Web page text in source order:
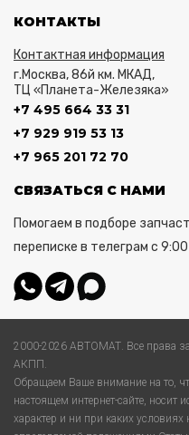
КОНТАКТЫ
Контактная информация
г.Москва, 86й км. МКАД,
ТЦ «Планета-Железяка»
+7 495 664 33 31
+7 929 919 53 13
+7 965 201 72 70
СВЯЗАТЬСЯ С НАМИ
Помогаем в подборе
переписке в телеграм с
2000-2026 АВТОМАТ. Все права
АКПП.
Обращаем Ваше внимание на то,
настоящем интернет-сайте,
характер и ни при каких